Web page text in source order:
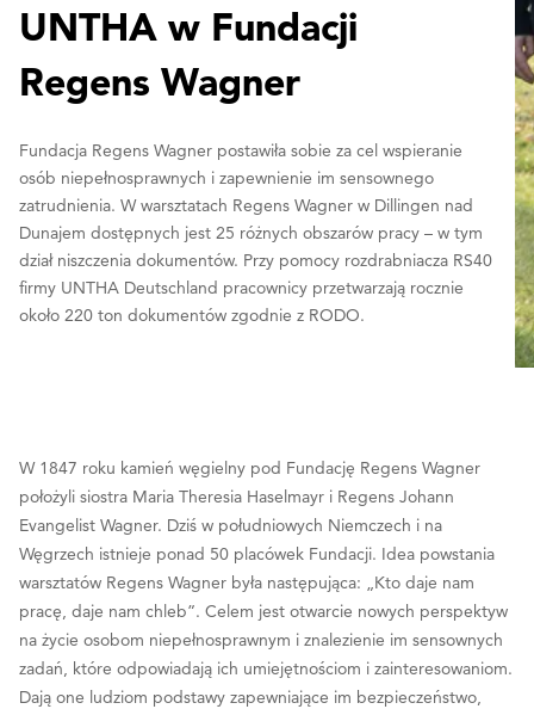
UNTHA w Fundacji
Regens Wagner
Fundacja Regens Wagner postawiła sobie za cel wspieranie
osób niepełnosprawnych i zapewnienie im sensownego
zatrudnienia. W warsztatach Regens Wagner w Dillingen nad
Dunajem dostępnych jest 25 różnych obszarów pracy – w tym
dział niszczenia dokumentów. Przy pomocy rozdrabniacza RS40
firmy UNTHA Deutschland pracownicy przetwarzają rocznie
około 220 ton dokumentów zgodnie z RODO.
W 1847 roku kamień węgielny pod Fundację Regens Wagner
położyli siostra Maria Theresia Haselmayr i Regens Johann
Evangelist Wagner. Dziś w południowych Niemczech i na
Węgrzech istnieje ponad 50 placówek Fundacji. Idea powstania
warsztatów Regens Wagner była następująca: „Kto daje nam
pracę, daje nam chleb”. Celem jest otwarcie nowych perspektyw
na życie osobom niepełnosprawnym i znalezienie im sensownych
zadań, które odpowiadają ich umiejętnościom i zainteresowaniom.
Dają one ludziom podstawy zapewniające im bezpieczeństwo,